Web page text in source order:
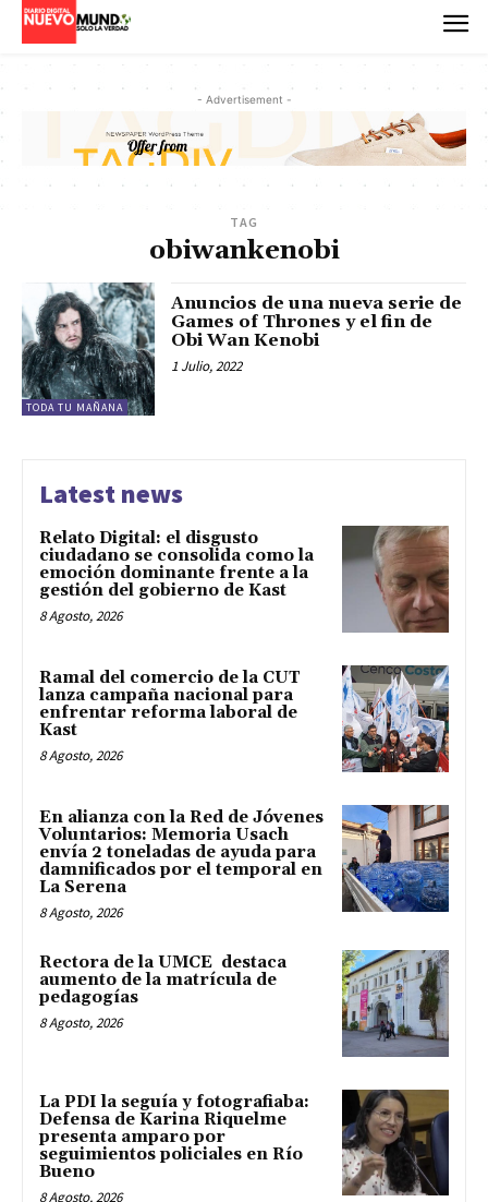
- Advertisement -
TAG
obiwankenobi
TODA TU MAÑANA
Anuncios de una nueva serie de
Games of Thrones y el fin de
Obi Wan Kenobi
1 Julio, 2022
Latest news
Relato Digital: el disgusto
ciudadano se consolida como la
emoción dominante frente a la
gestión del gobierno de Kast
8 Agosto, 2026
Ramal del comercio de la CUT
lanza campaña nacional para
enfrentar reforma laboral de
Kast
8 Agosto, 2026
En alianza con la Red de Jóvenes
Voluntarios: Memoria Usach
envía 2 toneladas de ayuda para
damnificados por el temporal en
La Serena
8 Agosto, 2026
Rectora de la UMCE destaca
aumento de la matrícula de
pedagogías
8 Agosto, 2026
La PDI la seguía y fotografiaba:
Defensa de Karina Riquelme
presenta amparo por
seguimientos policiales en Río
Bueno
8 Agosto, 2026